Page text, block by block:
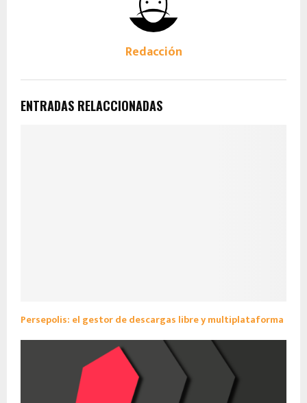
Redacción
ENTRADAS RELACCIONADAS
Persepolis: el gestor de descargas libre y multiplataforma